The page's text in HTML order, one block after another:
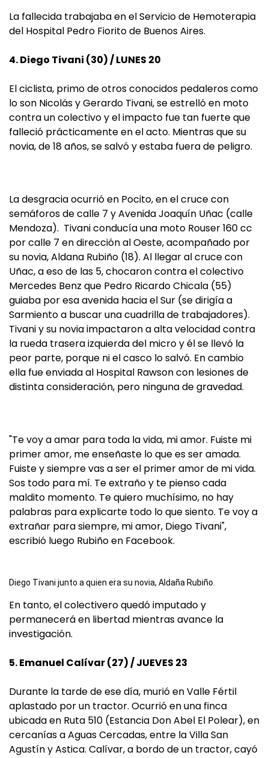
La fallecida trabajaba en el Servicio de Hemoterapia
del Hospital Pedro Fiorito de Buenos Aires.
4. Diego Tivani (30) / LUNES 20
El ciclista, primo de otros conocidos pedaleros como
lo son Nicolás y Gerardo Tivani, se estrelló en moto
contra un colectivo y el impacto fue tan fuerte que
falleció prácticamente en el acto. Mientras que su
novia, de 18 años, se salvó y estaba fuera de peligro.
La desgracia ocurrió en Pocito, en el cruce con
semáforos de calle 7 y Avenida Joaquín Uñac (calle
Mendoza). Tivani conducía una moto Rouser 160 cc
por calle 7 en dirección al Oeste, acompañado por
su novia, Aldana Rubiño (18). Al llegar al cruce con
Uñac, a eso de las 5, chocaron contra el colectivo
Mercedes Benz que Pedro Ricardo Chicala (55)
guiaba por esa avenida hacia el Sur (se dirigía a
Sarmiento a buscar una cuadrilla de trabajadores).
Tivani y su novia impactaron a alta velocidad contra
la rueda trasera izquierda del micro y él se llevó la
peor parte, porque ni el casco lo salvó. En cambio
ella fue enviada al Hospital Rawson con lesiones de
distinta consideración, pero ninguna de gravedad.
"Te voy a amar para toda la vida, mi amor. Fuiste mi
primer amor, me enseñaste lo que es ser amada.
Fuiste y siempre vas a ser el primer amor de mi vida.
Sos todo para mí. Te extraño y te pienso cada
maldito momento. Te quiero muchísimo, no hay
palabras para explicarte todo lo que siento. Te voy a
extrañar para siempre, mi amor, Diego Tivani",
escribió luego Rubiño en Facebook.
Diego Tivani junto a quien era su novia, Aldaña Rubiño.
En tanto, el colectivero quedó imputado y
permanecerá en libertad mientras avance la
investigación.
5. Emanuel Calívar (27) / JUEVES 23
Durante la tarde de ese día, murió en Valle Fértil
aplastado por un tractor. Ocurrió en una finca
ubicada en Ruta 510 (Estancia Don Abel El Polear), en
cercanías a Aguas Cercadas, entre la Villa San
Agustín y Astica. Calívar, a bordo de un tractor, cayó